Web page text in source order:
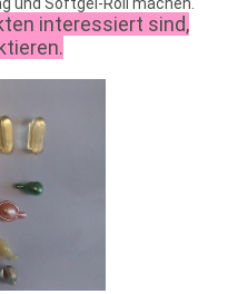
und Softgel-Roll machen.
interessiert sind,